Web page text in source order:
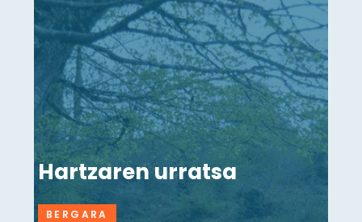
Hartzaren urratsa
BERGARA